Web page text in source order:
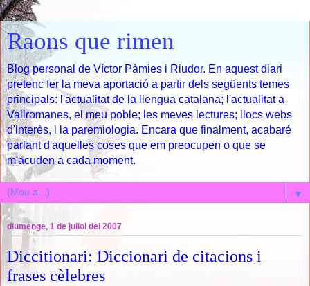
Raons que rimen
Blog personal de Víctor Pàmies i Riudor. En aquest diari
pretenc fer la meva aportació a partir dels següents temes
principals: l'actualitat de la llengua catalana; l'actualitat a
Vallromanes, el meu poble; les meves lectures; llocs webs
d'interès, i la paremiologia. Encara que finalment, acabaré
parlant d'aquelles coses que em preocupen o que se
m'acuden a cada moment.
▼
diumenge, 1 de juliol del 2007
Diccitionari: Diccionari de citacions i
frases cèlebres